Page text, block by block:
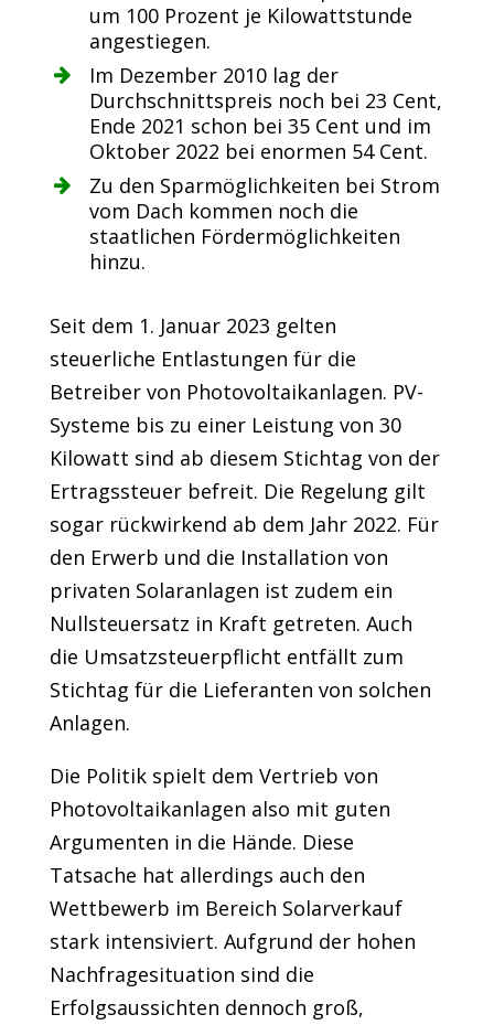
um 100 Prozent je Kilowattstunde
angestiegen.
Im Dezember 2010 lag der
Durchschnittspreis noch bei 23 Cent,
Ende 2021 schon bei 35 Cent und im
Oktober 2022 bei enormen 54 Cent.
Zu den Sparmöglichkeiten bei Strom
vom Dach kommen noch die
staatlichen Fördermöglichkeiten
hinzu.
Seit dem 1. Januar 2023 gelten
steuerliche Entlastungen für die
Betreiber von Photovoltaikanlagen. PV-
Systeme bis zu einer Leistung von 30
Kilowatt sind ab diesem Stichtag von der
Ertragssteuer befreit. Die Regelung gilt
sogar rückwirkend ab dem Jahr 2022. Für
den Erwerb und die Installation von
privaten Solaranlagen ist zudem ein
Nullsteuersatz in Kraft getreten. Auch
die Umsatzsteuerpflicht entfällt zum
Stichtag für die Lieferanten von solchen
Anlagen.
Die Politik spielt dem Vertrieb von
Photovoltaikanlagen also mit guten
Argumenten in die Hände. Diese
Tatsache hat allerdings auch den
Wettbewerb im Bereich Solarverkauf
stark intensiviert. Aufgrund der hohen
Nachfragesituation sind die
Erfolgsaussichten dennoch groß,